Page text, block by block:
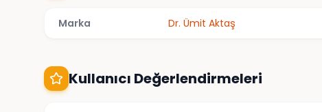
Marka Dr. Ümit Aktaş
Kullanıcı Değerlendirmeleri